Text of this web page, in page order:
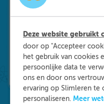
Deze website gebruikt
door op "Accepteer
het gebruik van cookies
persoonlijke data te
ons en door ons
ervaring op Slimleren te
personaliseren. Meer